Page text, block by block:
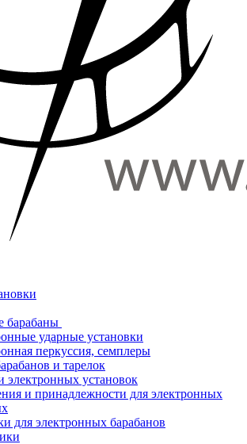
барабаны
ударные установки
перкуссия, семплеры
и тарелок
электронных установок
и принадлежности для электронных
для электронных барабанов